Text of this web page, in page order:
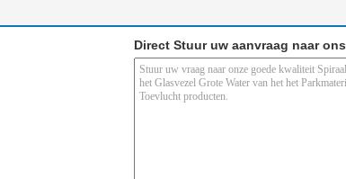
Direct Stuur uw aanvraag naar ons